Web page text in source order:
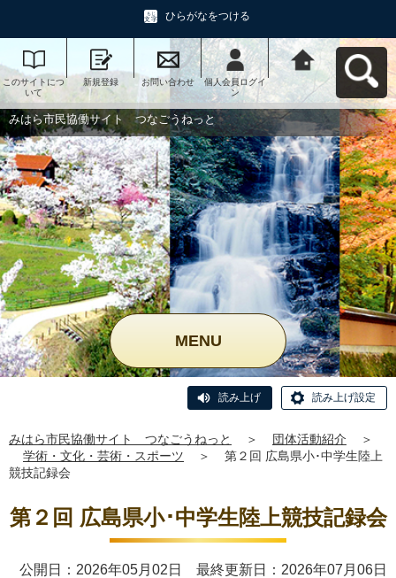
ひらがなをつける
このサイトにつ
いて
新規登録 お問い合わせ
個人会員ログイ
ン
みはら市民協働
サイト つなご
うねっとへ戻る
みはら市民協働サイト つなごうねっと
MENU
読み上げ 読み上げ設定
みはら市民協働サイト つなごうねっと ＞ 団体活動紹介
＞
学術・文化・芸術・スポーツ
＞
第２回 広島県小･中学生陸上
競技記録会
第２回 広島県小･中学生陸上競技記録会
公開日：2026年05月02日 最終更新日：2026年07月06日